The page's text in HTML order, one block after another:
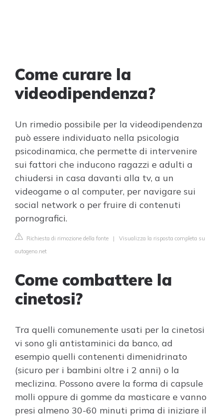
Come curare la
videodipendenza?
Un rimedio possibile per la videodipendenza
può essere individuato nella psicologia
psicodinamica, che permette di intervenire
sui fattori che inducono ragazzi e adulti a
chiudersi in casa davanti alla tv, a un
videogame o al computer, per navigare sui
social network o per fruire di contenuti
pornografici.
Richiesta di rimozione della fonte | Visualizza la risposta completa su
autogeno.net
Come combattere la
cinetosi?
Tra quelli comunemente usati per la cinetosi
vi sono gli antistaminici da banco, ad
esempio quelli contenenti dimenidrinato
(sicuro per i bambini oltre i 2 anni) o la
meclizina. Possono avere la forma di capsule
molli oppure di gomme da masticare e vanno
presi almeno 30-60 minuti prima di iniziare il